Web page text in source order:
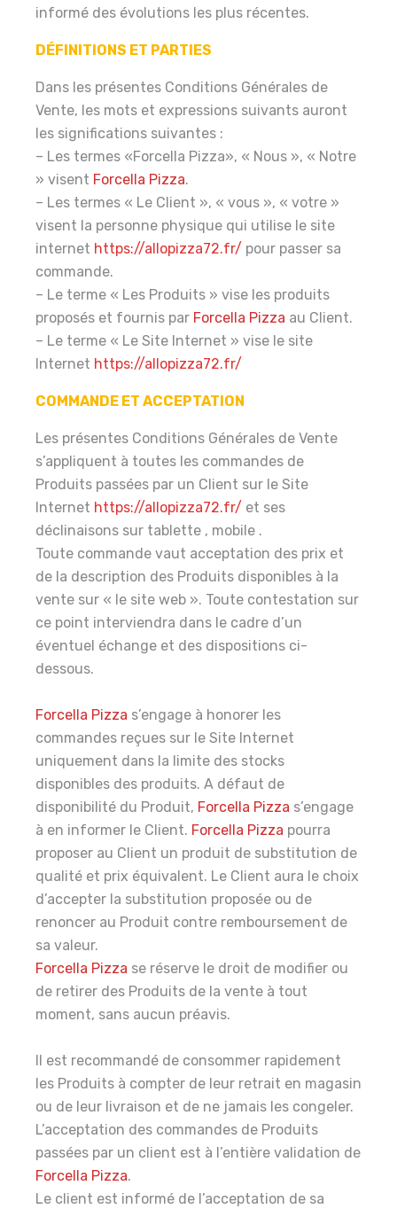
informé des évolutions les plus récentes.
DÉFINITIONS ET PARTIES
Dans les présentes Conditions Générales de
Vente, les mots et expressions suivants auront
les significations suivantes :
– Les termes «Forcella Pizza», « Nous », « Notre
» visent Forcella Pizza.
– Les termes « Le Client », « vous », « votre »
visent la personne physique qui utilise le site
internet https://allopizza72.fr/ pour passer sa
commande.
– Le terme « Les Produits » vise les produits
proposés et fournis par Forcella Pizza au Client.
– Le terme « Le Site Internet » vise le site
Internet https://allopizza72.fr/
COMMANDE ET ACCEPTATION
Les présentes Conditions Générales de Vente
s’appliquent à toutes les commandes de
Produits passées par un Client sur le Site
Internet https://allopizza72.fr/ et ses
déclinaisons sur tablette , mobile .
Toute commande vaut acceptation des prix et
de la description des Produits disponibles à la
vente sur « le site web ». Toute contestation sur
ce point interviendra dans le cadre d’un
éventuel échange et des dispositions ci-
dessous.
Forcella Pizza s’engage à honorer les
commandes reçues sur le Site Internet
uniquement dans la limite des stocks
disponibles des produits. A défaut de
disponibilité du Produit, Forcella Pizza s’engage
à en informer le Client. Forcella Pizza pourra
proposer au Client un produit de substitution de
qualité et prix équivalent. Le Client aura le choix
d’accepter la substitution proposée ou de
renoncer au Produit contre remboursement de
sa valeur.
Forcella Pizza se réserve le droit de modifier ou
de retirer des Produits de la vente à tout
moment, sans aucun préavis.
Il est recommandé de consommer rapidement
les Produits à compter de leur retrait en magasin
ou de leur livraison et de ne jamais les congeler.
L’acceptation des commandes de Produits
passées par un client est à l’entière validation de
Forcella Pizza.
Le client est informé de l’acceptation de sa